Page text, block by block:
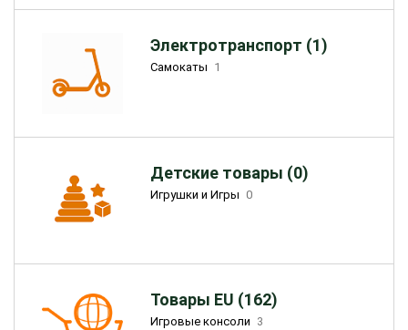
Электротранспорт (1)
Самокаты 1
Детские товары (0)
Игрушки и Игры 0
Товары EU (162)
Игровые консоли 3